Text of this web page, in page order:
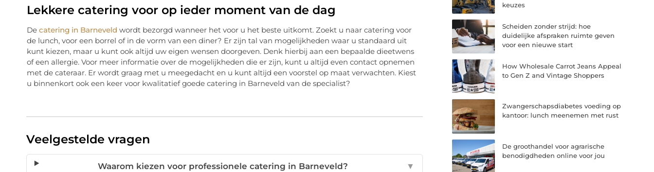
Lekkere catering voor op ieder moment van de dag
De catering in Barneveld wordt bezorgd wanneer het voor u het beste uitkomt. Zoekt u naar catering voor
de lunch, voor een borrel of in de vorm van een diner? Er zijn tal van mogelijkheden waar u standaard uit
kunt kiezen, maar u kunt ook altijd uw eigen wensen doorgeven. Denk hierbij aan een bepaalde dieetwens
of een allergie. Voor meer informatie over de mogelijkheden die er zijn, kunt u altijd even contact opnemen
met de cateraar. Er wordt graag met u meegedacht en u kunt altijd een voorstel op maat verwachten. Kiest
u binnenkort ook een keer voor kwalitatief goede catering in Barneveld van de specialist?
Veelgestelde vragen
Waarom kiezen voor professionele catering in Barneveld? ▼
keuzes
Scheiden zonder strijd: hoe
duidelijke afspraken ruimte geven
voor een nieuwe start
How Wholesale Carrot Jeans Appeal
to Gen Z and Vintage Shoppers
Zwangerschapsdiabetes voeding op
kantoor: lunch meenemen met rust
De groothandel voor agrarische
benodigdheden online voor jou